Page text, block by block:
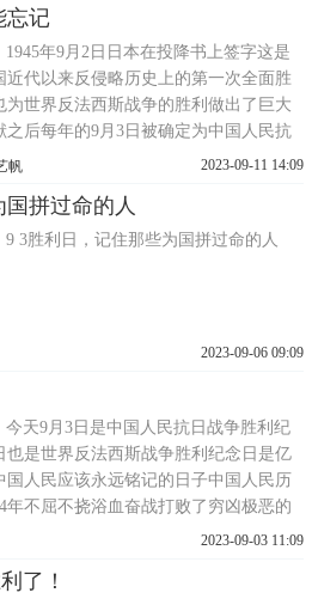
9月3日是中国人民抗日战争胜利纪念
也是世界反法西斯战争胜利纪念日。这
，中国人民永
忘记
1945年9月2日日本在投降书上签字这是
近代以来反侵略历史上的第一次全面胜
为世界反法西斯战争的胜利做出了巨大
之后每年的9月3日被确定为中国人民抗
争胜利纪念日牢记历史 警钟长鸣一张长
人民在共产党领导下不畏强暴、血战到
折不挠、坚忍不拔凝结成伟大的抗战精
帆 2023-09-11 14:09
拼过命的人
9 3胜利日，记住那些为国拼过命的人
2023-09-06 09:09
今天9月3日是中国人民抗日战争胜利纪
也是世界反法西斯战争胜利纪念日是亿
国人民应该永远铭记的日子中国人民历
年不屈不挠浴血奋战打败了穷凶极恶的
军国主义侵略者赢得了近代以来中国反
我们永远铭记无数革命先烈抛头颅
2023-09-03 11:09
了！